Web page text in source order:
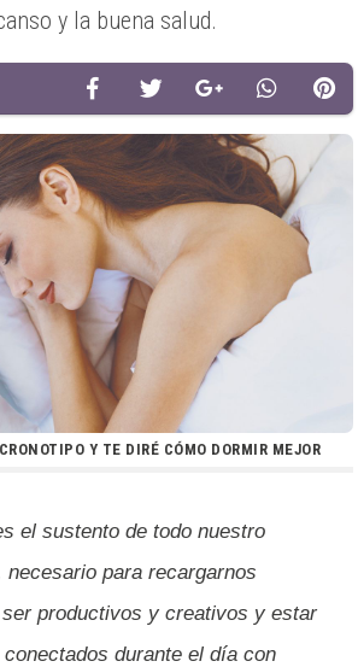
y la buena salud.
Y TE DIRÉ CÓMO DORMIR MEJOR
el sustento de todo nuestro
necesario para recargarnos
productivos y creativos y estar
durante el día con